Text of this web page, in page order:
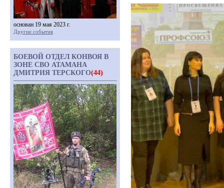
основан 19 мая 2023 г.
Другие события
БОЕВОЙ ОТДЕЛ КОНВОЯ В
ЗОНЕ СВО АТАМАНА
ДМИТРИЯ ТЕРСКОГО(44)